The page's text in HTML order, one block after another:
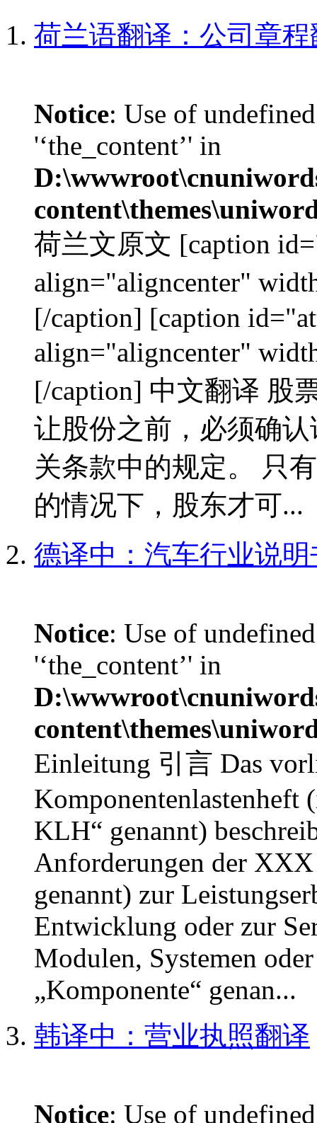
荷兰语翻译：公司章
Notice: Use of
'‘the_content’' in
荷兰文原文 [caption
align="aligncenter"
[/caption] [caption
align="aligncenter"
[/caption] 中文翻译 股
让股份之前，必须确
关条款中的规定。 只
的情况下，股东才可...
德译中：汽车行业说
Notice: Use of
'‘the_content’' in
Einleitung 引言 Das
Komponentenlastenheft
KLH“ genannt)
Anforderungen der
genannt) zur
Entwicklung oder zur
Modulen, Systemen
„Komponente“ genan...
韩译中：营业执照翻译
Notice: Use of